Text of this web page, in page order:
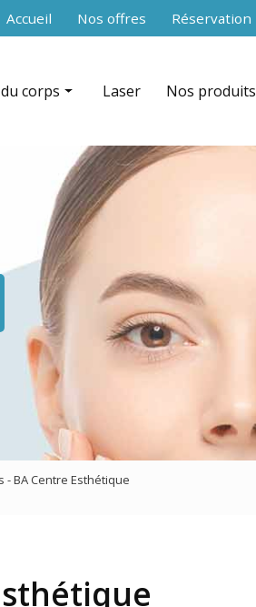
secondaire
Accueil Nos offres Réservation
aiguilles)
corps
RF Shaper contouring par zone
+ infrarouge par zone
par zone
celludrain CelluDrain™ par zone
du corps
Laser Nos produits
BA Centre Esthétique